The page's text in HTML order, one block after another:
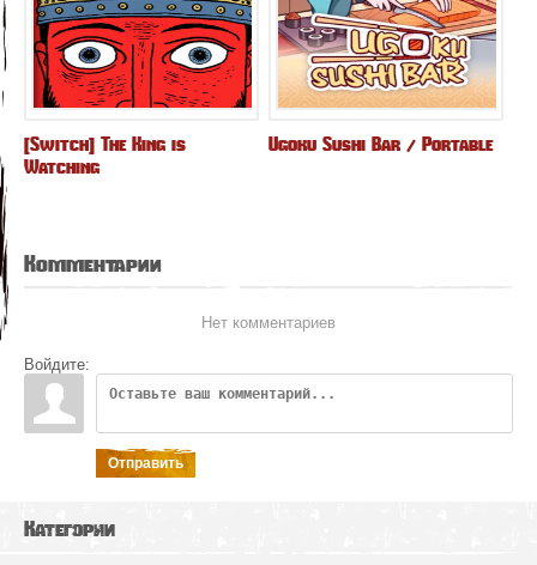
[Switch] The King is
Watching
Ugoku Sushi Bar / Portable
Комментарии
Нет комментариев
Войдите:
Отправить
Категории